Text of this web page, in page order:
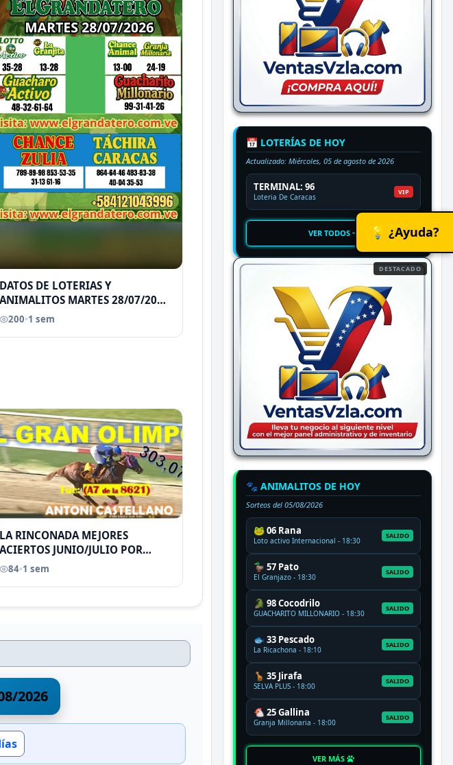
DATOS DE LOTERIAS Y
ANIMALITOS MARTES 28/07/2026
ELGRANDATERO JOSE EREU
200•1 sem
LA RINCONADA MEJORES
ACIERTOS JUNIO/JULIO POR
ANTONI CASTELLANO
84•1 sem
2026
📅 LOTERÍAS DE HOY
Actualizado: Miércoles, 05 de agosto de 2026
TERMINAL: 96
Loteria De Caracas
VIP
VER TODOS
DESTACADO
🐾 ANIMALITOS DE HOY
Sorteos del 05/08/2026
🐸 06 Rana
Loto activo Internacional - 18:30
SALIDO
🦆 57 Pato
El Granjazo - 18:30
SALIDO
🐊 98 Cocodrilo
GUACHARITO MILLONARIO - 18:30
SALIDO
🐟 33 Pescado
La Ricachona - 18:10
SALIDO
🦒 35 Jirafa
SELVA PLUS - 18:00
SALIDO
🐔 25 Gallina
Granja Millonaria - 18:00
SALIDO
VER MÁS
💡 ¿Ayuda?